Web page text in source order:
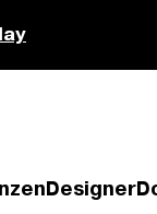
Designer